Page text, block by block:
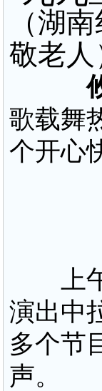
（湖
敬老人
歌载舞
个开
上午9
演出中
多个节
声。